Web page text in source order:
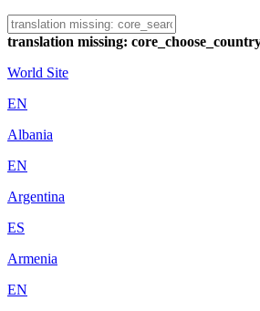
translation missing:
World Site
EN
Albania
EN
Argentina
ES
Armenia
EN